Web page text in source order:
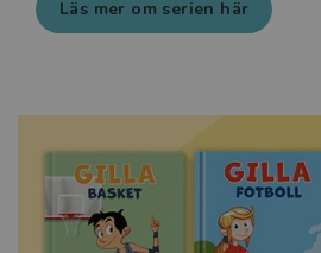
Läs mer om serien här